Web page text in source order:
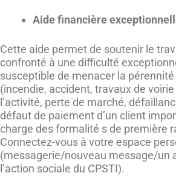
Aide financière
Cette aide permet de soutenir le
confronté à une difficulté
susceptible de menacer la
(incendie, accident, travaux de
l’activité, perte de marché,
défaut de paiement d’un client
charge des formalité s de première
Connectez-vous à votre espace
(messagerie/nouveau message/un
l’action sociale du CPSTI).